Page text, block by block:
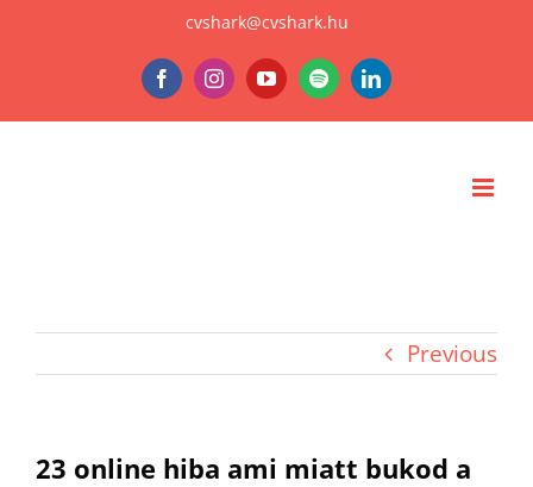
cvshark@cvshark.hu
FacebookInstagramYouTubeSpotifyLinkedIn
Previous
23 online hiba ami miatt bukod a